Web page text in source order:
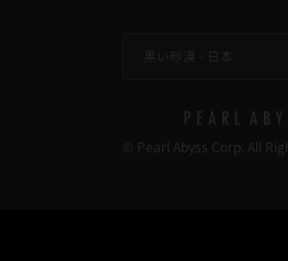
黒い砂漠 - 日本
© Pearl Abyss Corp. All